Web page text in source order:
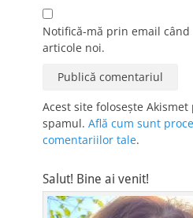
Notifică-mă prin email
articole noi.
Acest site folosește
spamul. Află cum sunt
comentariilor tale.
Salut! Bine ai venit!